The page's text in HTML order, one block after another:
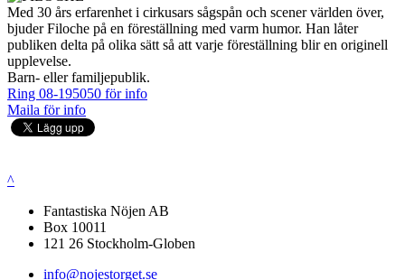
Med 30 års erfarenhet i cirkusars sågspån och scener världen över,
bjuder Filoche på en föreställning med varm humor. Han låter
publiken delta på olika sätt så att varje föreställning blir en originell
upplevelse.
Barn- eller familjepublik.
Ring 08-195050 för info
Maila för info
^
Fantastiska Nöjen AB
Box 10011
121 26 Stockholm-Globen
info@nojestorget.se